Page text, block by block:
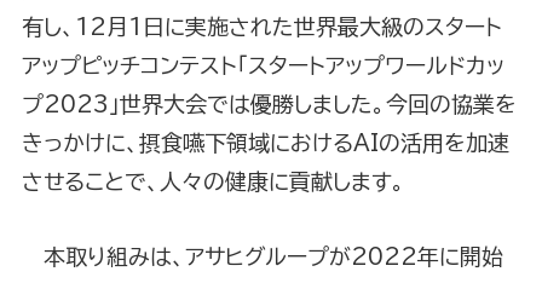
有し、12月1日に実施された世界最大級のスタート
アップピッチコンテスト「スタートアップワールドカッ
プ2023」世界大会では優勝しました。今回の協業を
きっかけに、摂食嚥下領域におけるAIの活用を加速
させることで、人々の健康に貢献します。
本取り組みは、アサヒグループが2022年に開始